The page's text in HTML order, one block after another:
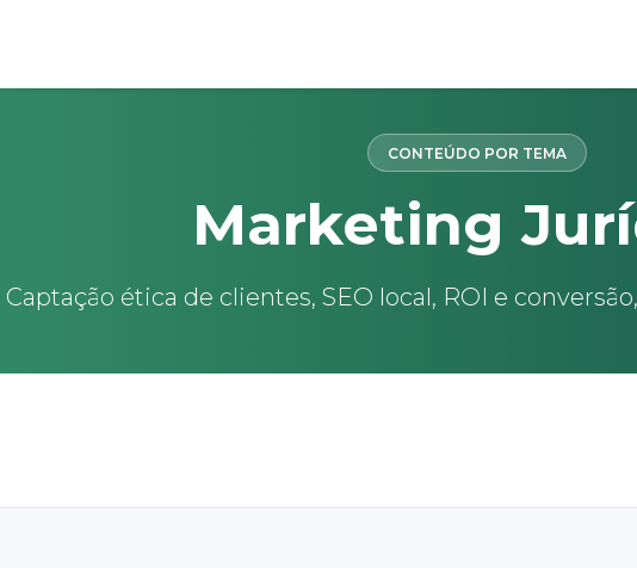
CONTEÚDO POR TEMA
Marketing
Captação ética de clientes, SEO local, ROI e